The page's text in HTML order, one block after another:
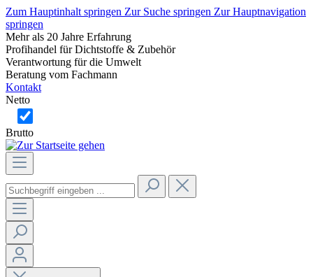
Zum Hauptinhalt springen Zur Suche springen Zur Hauptnavigation
springen
Mehr als 20 Jahre Erfahrung
Profihandel für Dichtstoffe & Zubehör
Verantwortung für die Umwelt
Beratung vom Fachmann
Kontakt
Netto
Brutto